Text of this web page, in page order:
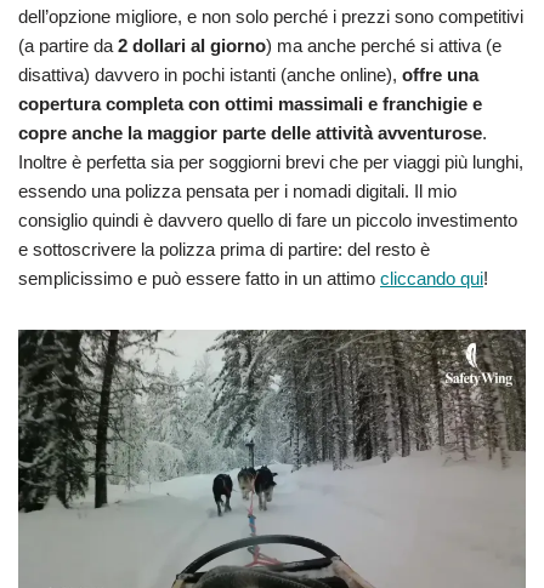
dell’opzione migliore, e non solo perché i prezzi sono competitivi
(a partire da2 dollari al giorno) ma anche perché si attiva (e
disattiva) davvero in pochi istanti (anche online), offre una
copertura completa con ottimi massimali e franchigie e
copre anche la maggior parte delle attività avventurose.
Inoltre è perfetta sia per soggiorni brevi che per viaggi più lunghi,
essendo una polizza pensata per i nomadi digitali. Il mio
consiglio quindi è davvero quello di fare un piccolo investimento
e sottoscrivere la polizza prima di partire: del resto è
semplicissimo e può essere fatto in un attimo cliccando qui!